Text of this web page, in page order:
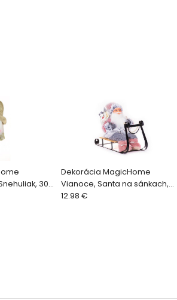
30
Dekorácia MagicHome
Vianoce, Santa na sánkach,
sivo - ružový, 46 cm
12.98 €